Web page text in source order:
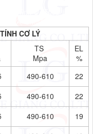
CƠ LÝ
TS
Mpa
EL
%
490-610
22
490-610
22
490-610
19